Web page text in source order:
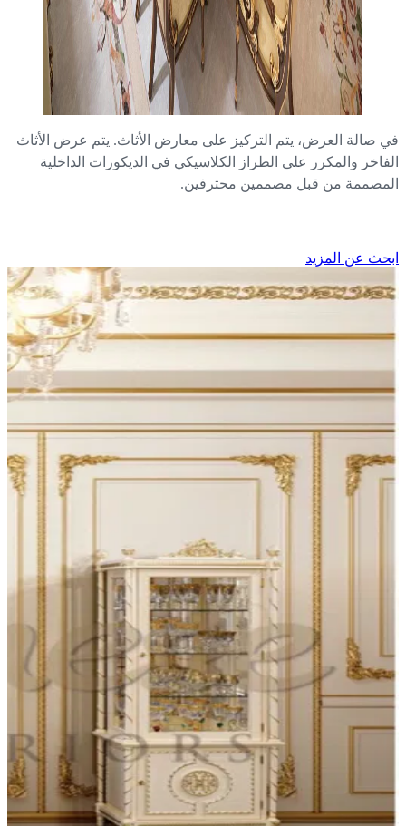
صالة العرض، يتم التركيز على معارض الأثاث. يتم عرض الأثاث
والمكرر على الطراز الكلاسيكي في الديكورات الداخلية
من قبل مصممين محترفين.
عن المزيد